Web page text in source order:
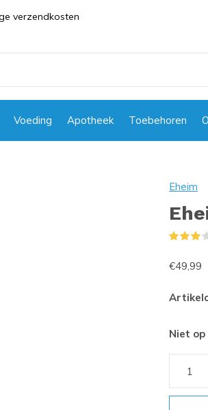
Voeding Apotheek Toebehoren
verzendkosten
Eheim
€49,99
Niet